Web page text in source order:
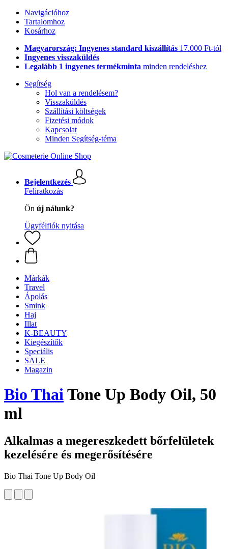
Navigációhoz
Tartalomhoz
Kosárhoz
Magyarország: Ingyenes standard kiszállítás 17.000 Ft-tól
Ingyenes visszaküldés
Legalább 1 ingyenes termékminta minden rendeléshez
Segítség
Hol van a rendelésem?
Visszaküldés
Szállítási költségek
Fizetési módok
Kapcsolat
Minden Segítség-téma
Bejelentkezés
Feliratkozás
Ön új nálunk?
Ügyfélfiók nyitása
Márkák
Travel
Ápolás
Smink
Haj
Illat
K-BEAUTY
Kiegészítők
Speciális
SALE
Magazin
Bio ThaiTone Up Body Oil, 50
ml
Alkalmas a megereszkedett bőrfelületek
kezelésére és megerősítésére
Bio Thai Tone Up Body Oil